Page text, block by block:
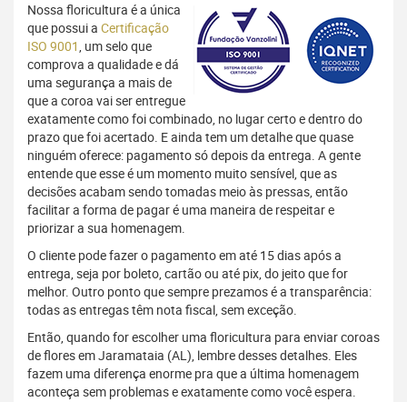
Nossa floricultura é a única
que possui a Certificação
ISO 9001, um selo que
comprova a qualidade e dá
uma segurança a mais de
que a coroa vai ser entregue
exatamente como foi combinado, no lugar certo e dentro do
prazo que foi acertado. E ainda tem um detalhe que quase
ninguém oferece: pagamento só depois da entrega. A gente
entende que esse é um momento muito sensível, que as
decisões acabam sendo tomadas meio às pressas, então
facilitar a forma de pagar é uma maneira de respeitar e
priorizar a sua homenagem.
O cliente pode fazer o pagamento em até 15 dias após a
entrega, seja por boleto, cartão ou até pix, do jeito que for
melhor. Outro ponto que sempre prezamos é a transparência:
todas as entregas têm nota fiscal, sem exceção.
Então, quando for escolher uma floricultura para enviar coroas
de flores em Jaramataia (AL), lembre desses detalhes. Eles
fazem uma diferença enorme pra que a última homenagem
aconteça sem problemas e exatamente como você espera.